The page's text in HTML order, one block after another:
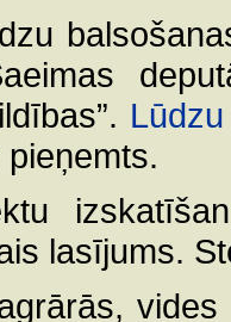
lasījums.